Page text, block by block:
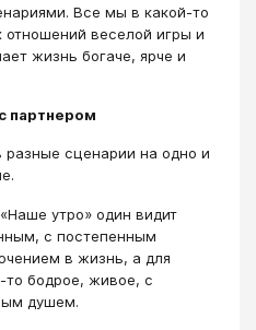
Все мы в какой-то
веселой игры и
жизнь богаче, ярче и
партнером
сценарии на одно и
утро» один видит
с постепенным
в жизнь, а для
то бодрое, живое, с
душем.